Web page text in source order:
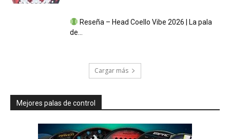
Reseña – Head Coello Vibe 2026 | La pala
de...
Cargar más
Mejores palas de control